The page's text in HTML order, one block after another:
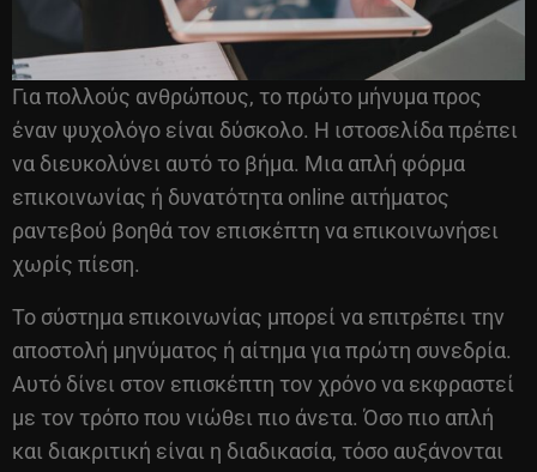
Για πολλούς ανθρώπους, το πρώτο μήνυμα προς
έναν ψυχολόγο είναι δύσκολο. Η ιστοσελίδα πρέπει
να διευκολύνει αυτό το βήμα. Μια απλή φόρμα
επικοινωνίας ή δυνατότητα online αιτήματος
ραντεβού βοηθά τον επισκέπτη να επικοινωνήσει
χωρίς πίεση.
Το σύστημα επικοινωνίας μπορεί να επιτρέπει την
αποστολή μηνύματος ή αίτημα για πρώτη συνεδρία.
Αυτό δίνει στον επισκέπτη τον χρόνο να εκφραστεί
με τον τρόπο που νιώθει πιο άνετα. Όσο πιο απλή
και διακριτική είναι η διαδικασία, τόσο αυξάνονται